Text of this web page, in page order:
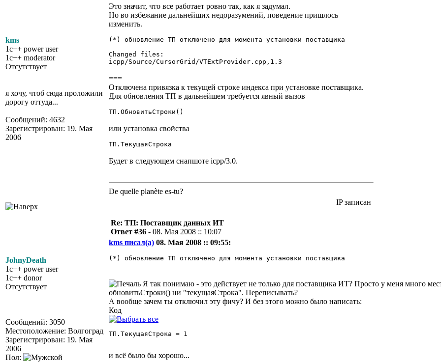
kms
1c++ power user
1c++ moderator
Отсутствует
я хочу, чтоб сюда проложили
дорогу оттуда...
Сообщений: 4632
Зарегистрирован: 19. Мая
2006
Это значит, что все работает ровно так, как я задумал.
Но во избежание дальнейших недоразумений, поведение пришлось
изменить.
(*) обновление ТП отключено для момента установки поставщика
Changed files:
icpp/Source/CursorGrid/VTExtProvider.cpp,1.3
===
Отключена привязка к текущей строке индекса при установке поставщика.
Для обновления ТП в дальнейшем требуется явный вызов
ТП.ОбновитьСтроки()
или установка свойства
ТП.ТекущаяСтрока
Будет в следующем снапшоте icpp/3.0.
De quelle planète es-tu?
IP записан
JohnyDeath
1c++ power user
1c++ donor
Отсутствует
Сообщений: 3050
Местоположение: Волгоград
Зарегистрирован: 19. Мая
2006
Пол:
Re: ТП: Поставщик данных ИТ
Ответ #36 - 08. Мая 2008 :: 10:07
kms писал(а) 08. Мая 2008 :: 09:55:
(*) обновление ТП отключено для момента установки поставщика
Я так понимаю - это действует не только для поставщика ИТ? Просто у меня много
обновитьСтроки() ни "текущаяСтрока". Переписывать?
А вообще зачем ты отключил эту фичу? И без этого можно было написать:
Код
ТП.ТекущаяСтрока = 1
и всё было бы хорошо...